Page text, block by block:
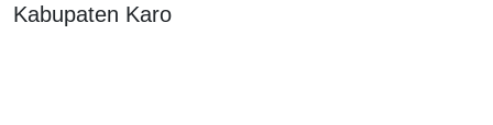
Kabupaten Karo